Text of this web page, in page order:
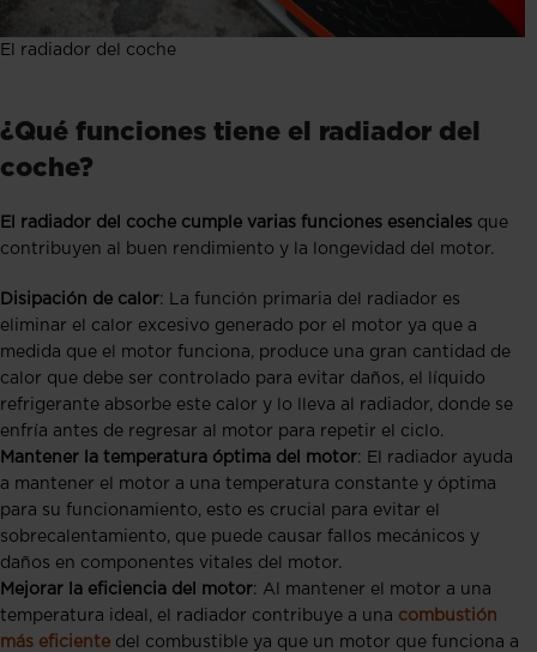
El radiador del coche
¿Qué funciones tiene el radiador del
coche?
El radiador del coche cumple varias funciones esenciales que
contribuyen al buen rendimiento y la longevidad del motor.
Disipación de calor: La función primaria del radiador es
eliminar el calor excesivo generado por el motor ya que a
medida que el motor funciona, produce una gran cantidad de
calor que debe ser controlado para evitar daños, e l líquido
refrigerante absorbe este calor y lo lleva al radiador, donde se
enfría antes de regresar al motor para repetir el ciclo.
Mantener la temperatura óptima del motor: El radiador ayuda
a mantener el motor a una temperatura constante y óptima
para su funcionamiento, esto es crucial para evitar el
sobrecalentamiento, que puede causar fallos mecánicos y
daños en componentes vitales del motor.
Mejorar la eficiencia del motor: Al mantener el motor a una
temperatura ideal, el radiador contribuye a una combustión
más eficiente del combustible ya que un motor que funciona a